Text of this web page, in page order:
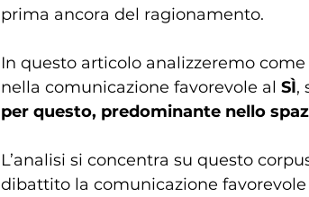
prima ancora del ragionamento.
In questo articolo analizzeremo
nella comunicazione favorevole al SÌ,
per questo, predominante nello
L’analisi si concentra su questo
dibattito la comunicazione favorevole